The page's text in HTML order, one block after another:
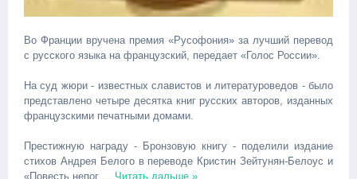
Во Франции вручена премия «Русофония» за лучший перевод
с русского языка на французский, передает «Голос России».
На суд жюри - известных славистов и литературоведов - было
представлено четыре десятка книг русских авторов, изданных
французскими печатными домами.
Престижную награду - Бронзовую книгу - поделили издание
стихов Андрея Белого в переводе Кристин Зейтунян-Белоус и
«Повесть непог ... Читать дальше »